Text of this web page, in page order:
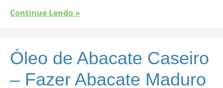
Continue Lendo »
Óleo de Abacate Caseiro
– Fazer Abacate Maduro